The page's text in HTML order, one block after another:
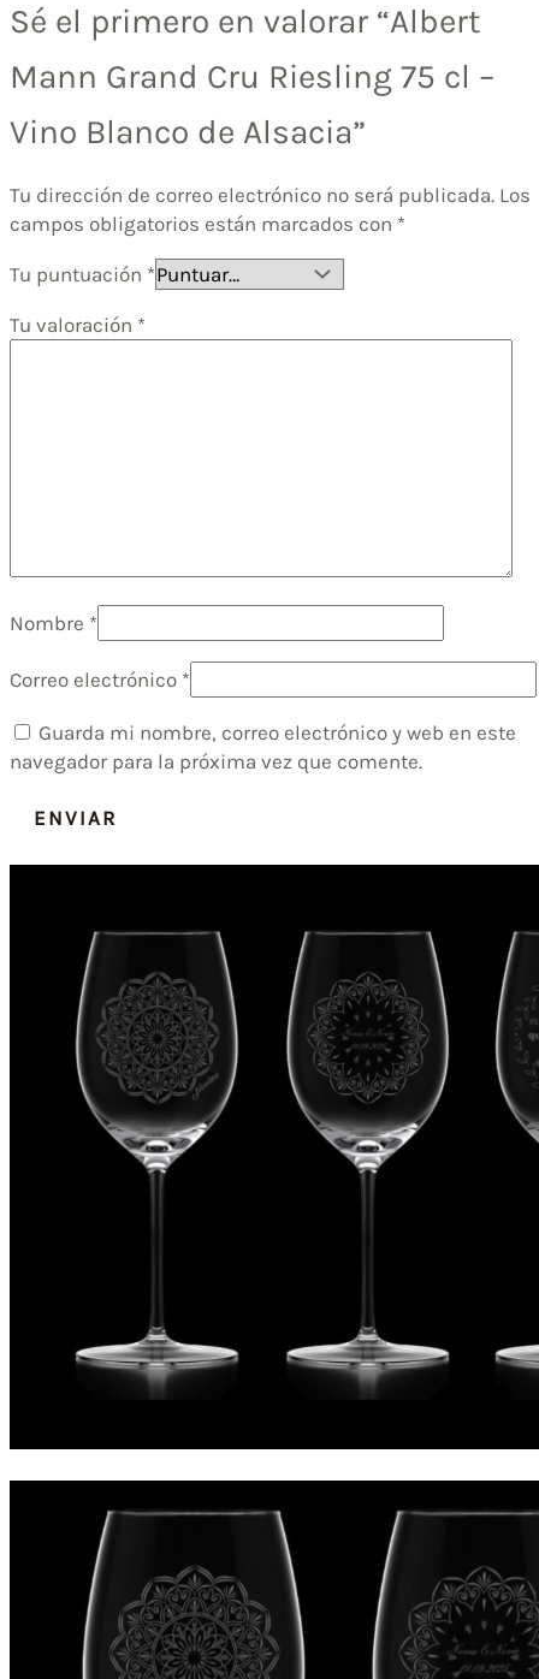
Sé el primero en valorar “Albert
Mann Grand Cru Riesling 75 cl –
Vino Blanco de Alsacia”
Tu dirección de correo electrónico no será publicada. Los
campos obligatorios están marcados con *
Tu puntuación *
Tu valoración *
Nombre *
Correo electrónico *
Guarda mi nombre, correo electrónico y web en este
navegador para la próxima vez que comente.